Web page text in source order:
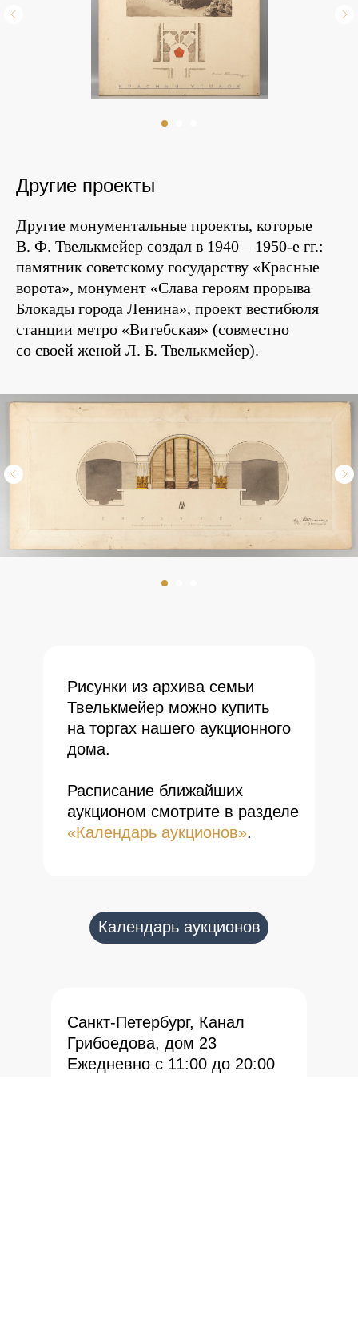
Другие проекты
Другие монументальные проекты, которые
В. Ф. Твелькмейер создал в 1940—1950-е гг.:
памятник советскому государству «Красные
ворота», монумент «Слава героям прорыва
Блокады города Ленина», проект вестибюля
станции метро «Витебская» (совместно
со своей женой Л. Б. Твелькмейер).
Рисунки из архива семьи
Твелькмейер можно купить
на торгах нашего аукционного
дома.
Расписание ближайших
аукционом смотрите в разделе
«Календарь аукционов».
Календарь аукционов
Санкт-Петербург, Канал
Грибоедова, дом 23
Ежедневно с 11:00 до 20:00